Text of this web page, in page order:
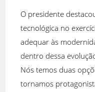
O presidente
tecnológica no
adequar às
dentro dessa
Nós temos duas
tornamos